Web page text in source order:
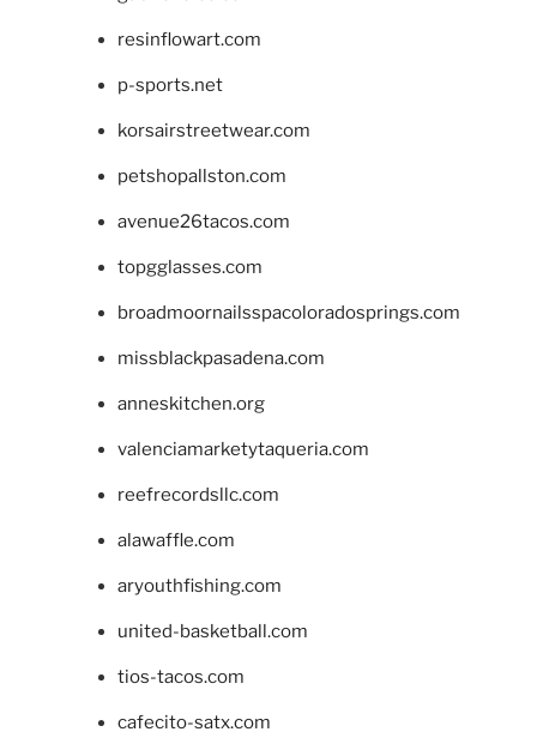
resinflowart.com
p-sports.net
korsairstreetwear.com
petshopallston.com
avenue26tacos.com
topgglasses.com
broadmoornailsspacoloradosprings.com
missblackpasadena.com
anneskitchen.org
valenciamarketytaqueria.com
reefrecordsllc.com
alawaffle.com
aryouthfishing.com
united-basketball.com
tios-tacos.com
cafecito-satx.com